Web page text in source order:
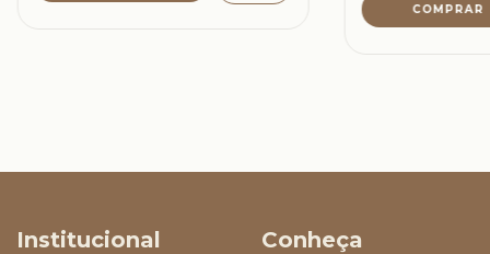
COMPRAR
Institucional Conheça